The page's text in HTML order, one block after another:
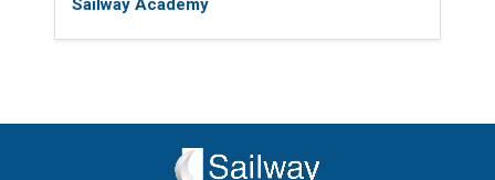
Sailway Academy